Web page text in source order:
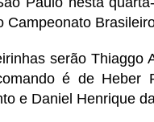
Campeonato
serão Thiaggo
é de Heber
e Daniel Henrique